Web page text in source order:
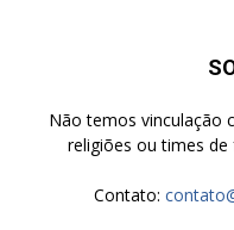
Não temos vinculação
religiões ou times
Contato: